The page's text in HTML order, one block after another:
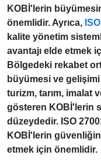
KOBİ'lerin
önemlidir. Ayrıca,
kalite yönetim
avantajı elde etmek
Bölgedeki rekabet
büyümesi ve
turizm, tarım, imalat
gösteren KOBİ'lerin
düzeydedir. ISO
KOBİ'lerin
etmek için önemlidir.